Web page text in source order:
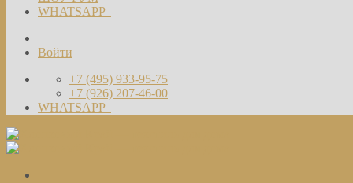
WHATSAPP
Войти
+7 (495) 933-95-75
+7 (926) 207-46-00
WHATSAPP